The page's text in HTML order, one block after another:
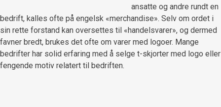
ansatte og andre rundt en
bedrift, kalles ofte på engelsk «merchandise». Selv om ordet i
sin rette forstand kan oversettes til «handelsvarer», og dermed
favner bredt, brukes det ofte om varer med logoer. Mange
bedrifter har solid erfaring med å selge t-skjorter med logo eller
fengende motiv relatert til bedriften.